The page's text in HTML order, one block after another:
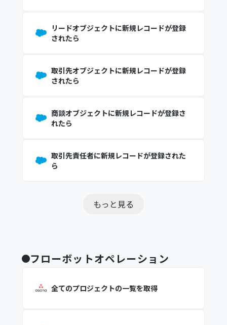
リードオブジェクトに新規レコードが登録
されたら
取引先オブジェクトに新規レコードが登録
されたら
商談オブジェクトに新規レコードが登録さ
れたら
取引先責任者に新規レコードが登録された
ら
もっと見る
フローボットオペレーション
全てのプロジェクトの一覧を取得